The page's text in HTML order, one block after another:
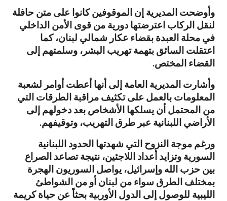
وأوضحت المديرية إن الموقوفين كانوا على متن حافلة
لنقل الركاب اعترضتها دورية من قوى الأمن الداخلي
في محلة العبدة بقضاء عكار شمالي لبنان، كما
اعتقلت السائق بتهمة تهريب البشر، وسلمتهم إلى
القضاء المختص.
وأشارت المديرية العامة إلى أنها أعطت أوامر لشعبة
المعلومات بالعمل على تكثيف مراقبة الطرقات التي
من المحتمل أن يسلكها الأشخاص بعد دخولهم إلى
الأراضي اللبنانية عبر طرق التهريب، وتوقيفهم.
ورغم موجة النزوح التي شهدتها الحدود اللبنانية
السورية وتزايد أعداد اللاجئين، نتيجة تصاعد الصراع
بين حزب الله وإسرائيل، يواصل السوريون الهجرة
بمختلف الطرق سواء من لبنان أو من الشواطئ
الليبية للوصول إلى الدول الأوربية بحثاً عن حياة كريمة